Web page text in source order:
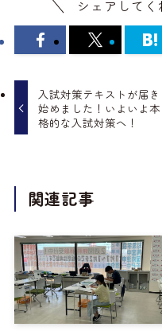
シェアしてく
入試対策テキストが届き
始めました！いよいよ本
格的な入試対策へ！
関連記事